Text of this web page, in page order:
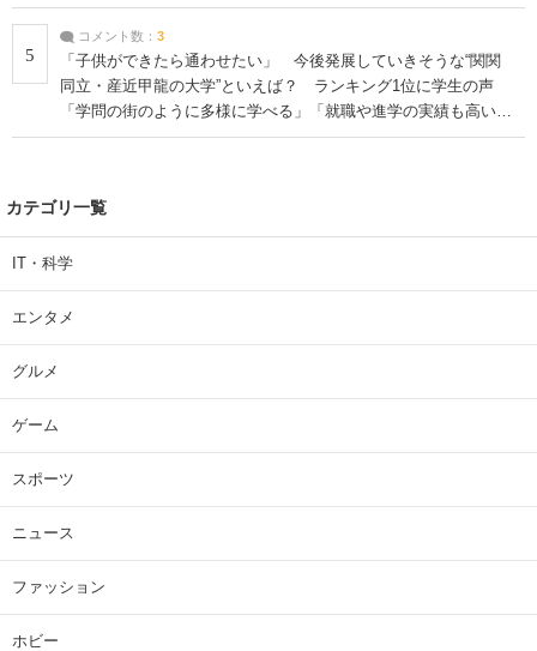
5
コメント数： 3
「子供ができたら通わせたい」 今後発展していきそうな“関関
同立・産近甲龍の大学”といえば？ ランキング1位に学生の声
「学問の街のように多様に学べる」「就職や進学の実績も高い」
| 大学 ねとらぼリサーチ
カテゴリ一覧
IT・科学
エンタメ
グルメ
ゲーム
スポーツ
ニュース
ファッション
ホビー